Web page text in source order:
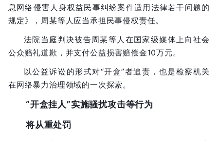
息网络侵害人身权益民事纠纷案件适用法律若干问题的
规定》，周某等人应当承担民事侵权责任。
法院当庭判决被告周某等人在国家级媒体上向社会
公众赔礼道歉，并支付公益损害赔偿金10万元。
以公益诉讼的形式对“开盒”者追责，也是检察机关
在网络暴力治理领域的一次探索。
“开盒挂人”实施骚扰攻击等行为
将从重处罚